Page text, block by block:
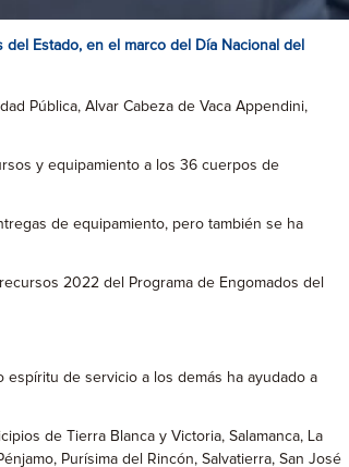
Estado, en el marco del Día Nacional del
Pública, Alvar Cabeza de Vaca Appendini,
y equipamiento a los 36 cuerpos de
de equipamiento, pero también se ha
2022 del Programa de Engomados del
espíritu de servicio a los demás ha ayudado a
de Tierra Blanca y Victoria, Salamanca, La
Purísima del Rincón, Salvatierra, San José